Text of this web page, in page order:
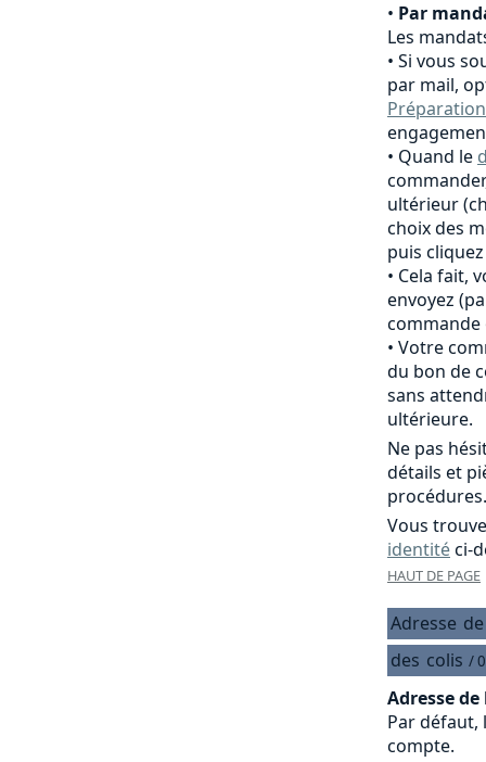
• Par
Les
Si vous
par mail,
Quand le
ultérieur
choix des
puis
Cela fait,
envoyez
commande
Votre
du bon de
sans
ultérieure.
Ne pas
détails et
procédures.
Vous
identitéci-
HAUT DE PAGE
Adresse de
des colis /
Adresse
Par défaut,
compte.